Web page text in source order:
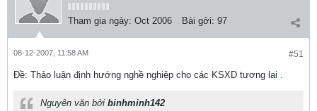
Tham gia ngày: Oct 2006 Bài gởi: 97
#51
08-12-2007, 11:58 AM
Ðề: Thảo luận định hướng nghề nghiệp cho các KSXD tương lai .
Nguyên văn bởi binhminh142